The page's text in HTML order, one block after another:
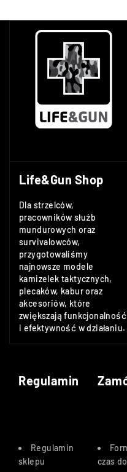
Life&Gun Shop
Dla strzelców,
pracowników służb
mundurowych oraz
survivalowców,
przygotowaliśmy
najnowsze modele
kamizelek taktycznych,
plecaków, kabur oraz
akcesoriów, które
zwiększają funkcjonalność
i efektywność w działaniu.
Regulamin
Regulamin
sklepu
czas